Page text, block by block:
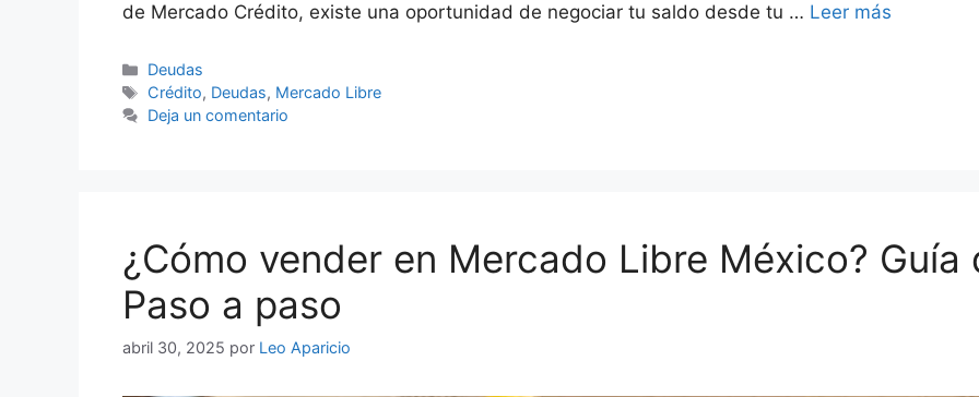
de Mercado Crédito, existe una oportunidad de negociar tu saldo desde tu … Leer más
Categorías
Deudas
Etiquetas
Crédito, Deudas, Mercado Libre
Deja un comentario
¿Cómo vender en Mercado Libre México?
Paso a paso
abril 30, 2025 por Leo Aparicio